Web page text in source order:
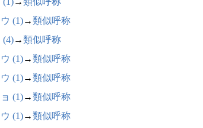
(1)→類似呼称
(4)→類似呼称
(1)→類似呼称
(1)→類似呼称
(1)→類似呼称
(1)→類似呼称